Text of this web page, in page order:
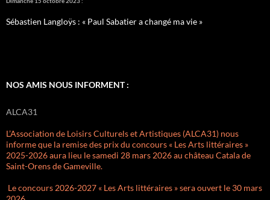
Sébastien Langloÿs : « Paul Sabatier a changé ma vie »
NOS AMIS NOUS INFORMENT :
ALCA31
L’Association de Loisirs Culturels et Artistiques (ALCA31) nous
informe que la remise des prix du concours « Les Arts littéraires »
2025-2026 aura lieu le samedi 28 mars 2026 au château Catala de
Saint-Orens de Gameville.
Le concours 2026-2027 « Les Arts littéraires » sera ouvert le 30 mars